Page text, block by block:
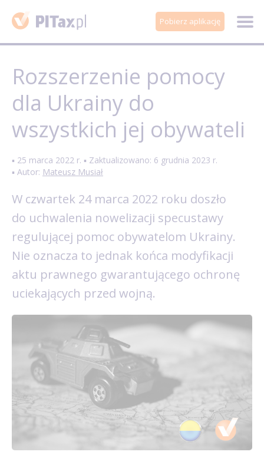
Pobierz aplikację
Rozszerzenie pomocy
dla Ukrainy do
wszystkich jej obywateli
▪ 25 marca 2022 r. ▪ Zaktualizowano: 6 grudnia 2023 r.
▪ Autor: Mateusz Musiał
W czwartek 24 marca 2022 roku doszło
do uchwalenia nowelizacji specustawy
regulującej pomoc obywatelom Ukrainy.
Nie oznacza to jednak końca modyfikacji
aktu prawnego gwarantującego ochronę
uciekających przed wojną.